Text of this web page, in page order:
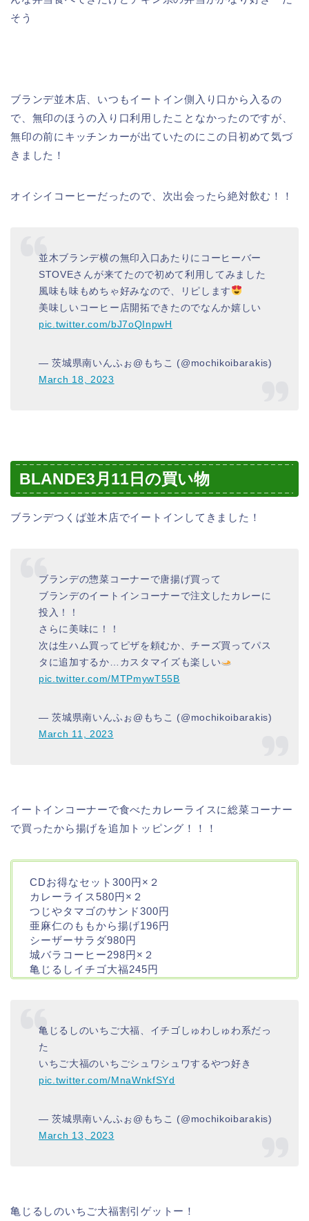
そう
ブランデ並木店、いつもイートイン側入り口から入るの
で、無印のほうの入り口利用したことなかったのですが、
無印の前にキッチンカーが出ていたのにこの日初めて気づ
きました！
オイシイコーヒーだったので、次出会ったら絶対飲む！！
並木ブランデ横の無印入口あたりにコーヒーバー
STOVEさんが来てたので初めて利用してみました
風味も味もめちゃ好みなので、リピします
美味しいコーヒー店開拓できたのでなんか嬉しい
pic.twitter.com/bJ7oQInpwH
— 茨城県南いんふぉ@もちこ (@mochikoibarakis)
March 18, 2023
BLANDE3月11日の買い物
ブランデつくば並木店でイートインしてきました！
ブランデの惣菜コーナーで唐揚げ買って
ブランデのイートインコーナーで注文したカレーに
投入！！
さらに美味に！！
次は生ハム買ってピザを頼むか、チーズ買ってパス
タに追加するか…カスタマイズも楽しい
pic.twitter.com/MTPmywT55B
— 茨城県南いんふぉ@もちこ (@mochikoibarakis)
March 11, 2023
イートインコーナーで食べたカレーライスに総菜コーナー
で買ったから揚げを追加トッピング！！！
CDお得なセット300円×２
カレーライス580円×２
つじやタマゴのサンド300円
亜麻仁のももから揚げ196円
シーザーサラダ980円
城バラコーヒー298円×２
亀じるしイチゴ大福245円
亀じるしのいちご大福、イチゴしゅわしゅわ系だっ
た
いちご大福のいちごシュワシュワするやつ好き
pic.twitter.com/MnaWnkfSYd
— 茨城県南いんふぉ@もちこ (@mochikoibarakis)
March 13, 2023
亀じるしのいちご大福割引ゲットー！